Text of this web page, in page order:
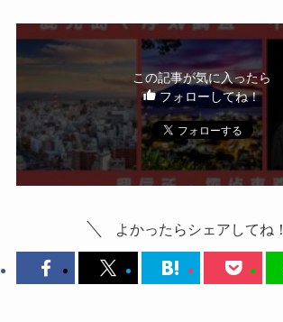
この記事が気に入ったら
フォローしてね！
よかったらシェアしてね！